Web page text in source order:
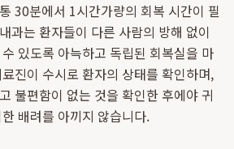
30분에서 1시간가량의 회복 시간이 필
과는 환자들이 다른 사람의 방해 없이
있도록 아늑하고 독립된 회복실을 마
진이 수시로 환자의 상태를 확인하며,
불편함이 없는 것을 확인한 후에야 귀
배려를 아끼지 않습니다.